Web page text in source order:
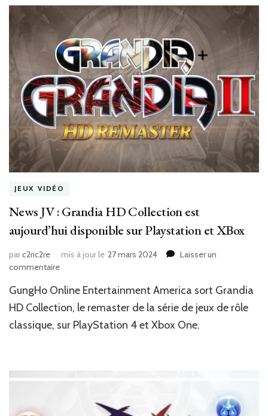
JEUX VIDÉO
News JV : Grandia HD Collection est
aujourd’hui disponible sur Playstation et XBox
parc2ric2re mis à jour le 27 mars 2024
Laisser un
commentairesur
JV
:
HD
Playstation
GungHo Online Entertainment America sort Grandia
HD Collection, le remaster de la série de jeux de rôle
classique, sur PlayStation 4 et Xbox One.